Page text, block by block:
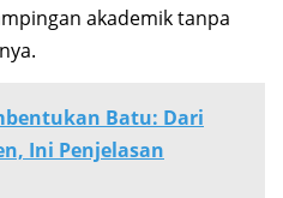
akademik tanpa
Batu: Dari
Ini Penjelasan